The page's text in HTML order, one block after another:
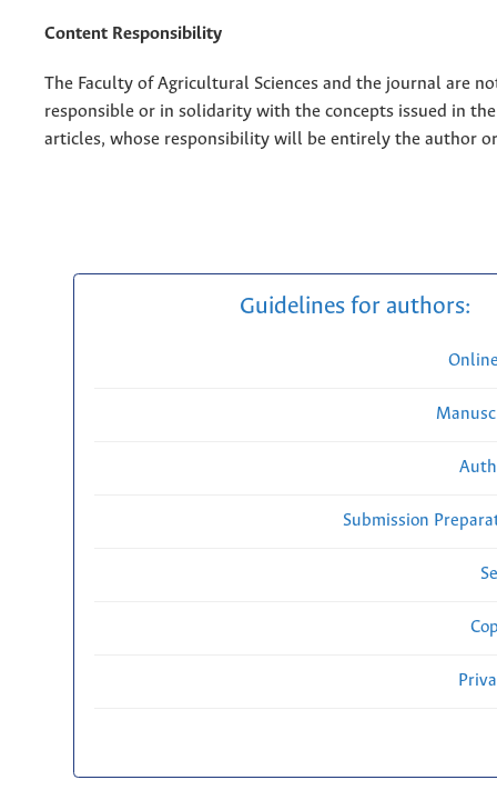
Content Responsibility
The Faculty of Agricultural Sciences and the journal are
responsible or in solidarity with the concepts issued in
articles, whose responsibility will be entirely the author
Guidelines for authors:
Submission